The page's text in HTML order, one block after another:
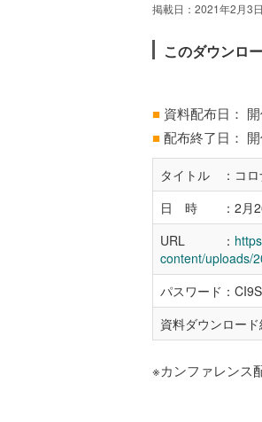
掲載日：2021年2月3日
このダウンロ
■ 資料配布日：
■配布終了日：
タイトル ：コロ
日 時 ：2月26
URL ：
content/uploads/
パスワード：
資料ダウンロード
※カンファレンス